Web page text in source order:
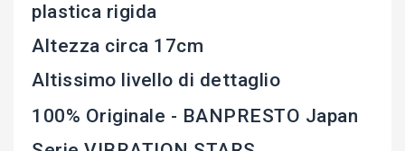
plastica rigida
Altezza circa 17cm
Altissimo livello di dettaglio
100% Originale - BANPRESTO Japan